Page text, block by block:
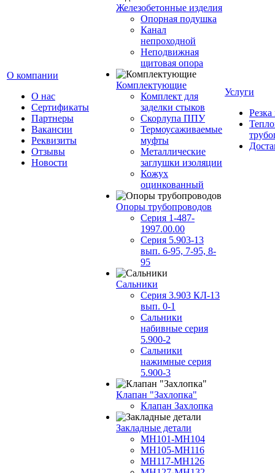
О компании
О нас
Сертификаты
Партнеры
Вакансии
Реквизиты
Отзывы
Новости
Железобетонные изделия
Опорная подушка
Канал
непроходной
Неподвижная
щитовая опора
Комплектующие
Комплект для
заделки стыков
Скорлупа ППУ
Термоусаживаемые
муфты
Металлические
заглушки изоляции
Кожух
оцинкованный
Опоры трубопроводов
Серия 1-487-
1997.00.00
Серия 5.903-13
вып. 6-95, 7-95, 8-
95
Сальники
Серия 3.903 КЛ-13
вып. 0-1
Сальники
набивные серия
5.900-2
Сальники
нажимные серия
5.900-3
Клапан "Захлопка"
Клапан Захлопка
Закладные детали
МН101-МН104
МН105-МН116
МН117-МН126
Услуги
Резка